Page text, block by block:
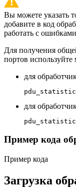
Вы можете указать
добавите в код
работать с
Для получения
портов используйте
для
для
Пример кода
Пример кода
Загрузка